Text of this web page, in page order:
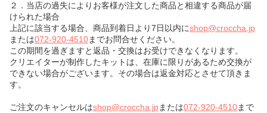
２．当店の過失によりお客様が注文した商品と相違する商品が届
けられた場合
上記に該当する場合、商品到着日より7日以内にshop@croccha.jp
または072-920-4510までお問合せください。
この期間を過ぎますと返品・交換はお受けできなくなります。
クリエイターが制作したキットは、在庫に限りがあるため交換が
できない場合がございます。その場合は返金対応とさせて頂きま
す。
ご注文のキャンセルはshop@croccha.jpまたは072-920-4510まで